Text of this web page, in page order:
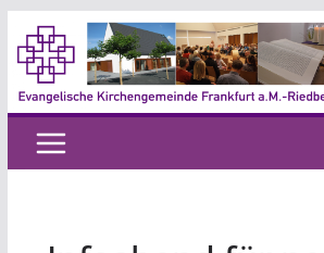
Zum
Inhalt
springen